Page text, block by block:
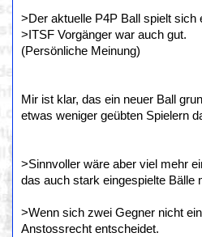
>Der aktuelle P4P Ball spielt sich
>ITSF Vorgänger war auch gut.
(Persönliche Meinung)
Mir ist klar, das ein neuer Ball
etwas weniger geübten Spielern
>Sinnvoller wäre aber viel mehr
das auch stark eingespielte Bälle
>Wenn sich zwei Gegner nicht
Anstossrecht entscheidet.